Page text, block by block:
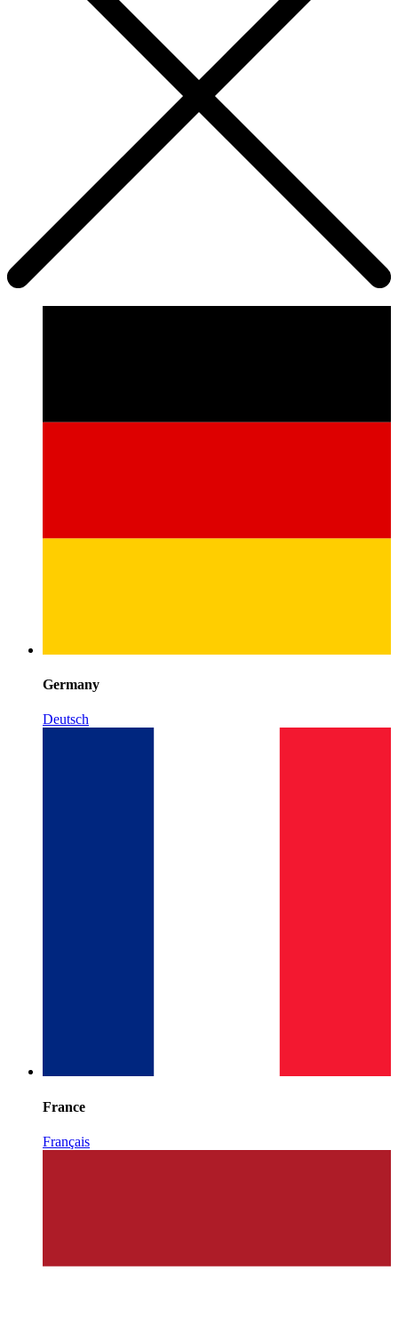
Germany
Deutsch
France
Français